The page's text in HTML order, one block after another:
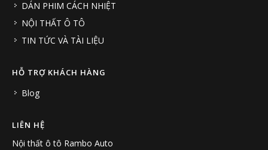
DÁN PHIM CÁCH NHIỆT
NỘI THẤT Ô TÔ
TIN TỨC VÀ TÀI LIỆU
HỖ TRỢ KHÁCH HÀNG
Blog
LIÊN HỆ
Nội thất ô tô Rambo Auto